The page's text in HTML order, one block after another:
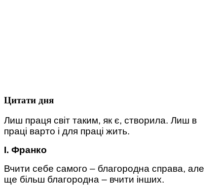
Цитати дня
Лиш праця світ таким, як є, створила. Лиш в
праці варто і для праці жить.
І. Франко
Вчити себе самого – благородна справа, але
ще більш благородна – вчити інших.